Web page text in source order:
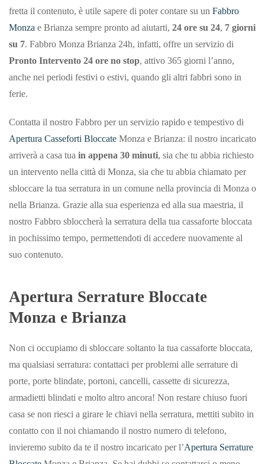
fretta il contenuto, è utile sapere di poter contare su un Fabbro
Monza e Brianza sempre pronto ad aiutarti, 24 ore su 24, 7 giorni
su 7. Fabbro Monza Brianza 24h, infatti, offre un servizio di
Pronto Intervento 24 ore no stop, attivo 365 giorni l’anno,
anche nei periodi festivi o estivi, quando gli altri fabbri sono in
ferie.
Contatta il nostro Fabbro per un servizio rapido e tempestivo di
Apertura Casseforti Bloccate Monza e Brianza: il nostro incaricato
arriverà a casa tua in appena 30 minuti, sia che tu abbia richiesto
un intervento nella città di Monza, sia che tu abbia chiamato per
sbloccare la tua serratura in un comune nella provincia di Monza o
nella Brianza. Grazie alla sua esperienza ed alla sua maestria, il
nostro Fabbro sbloccherà la serratura della tua cassaforte bloccata
in pochissimo tempo, permettendoti di accedere nuovamente al
suo contenuto.
Apertura Serrature Bloccate
Monza e Brianza
Non ci occupiamo di sbloccare soltanto la tua cassaforte bloccata,
ma qualsiasi serratura: contattaci per problemi alle serrature di
porte, porte blindate, portoni, cancelli, cassette di sicurezza,
armadietti blindati e molto altro ancora! Non restare chiuso fuori
casa se non riesci a girare le chiavi nella serratura, mettiti subito in
contatto con il noi chiamando il nostro numero di telefono,
invieremo subito da te il nostro incaricato per l’Apertura Serrature